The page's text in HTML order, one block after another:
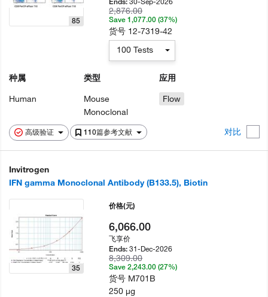
高级验证 110篇参考文献 对比
85
种属
Human
类型
Mouse
Monoclonal
应用
Flow
2,876.00
Save 1,077.00 (37%)
货号 12-7319-42
100 Tests
Invitrogen
IFN gamma Monoclonal Antibody (B133.5), Biotin
35
价格(元)
6,066.00
飞享价
Ends:31-Dec-2026
8,309.00
Save 2,243.00 (27%)
货号 M701B
250 µg